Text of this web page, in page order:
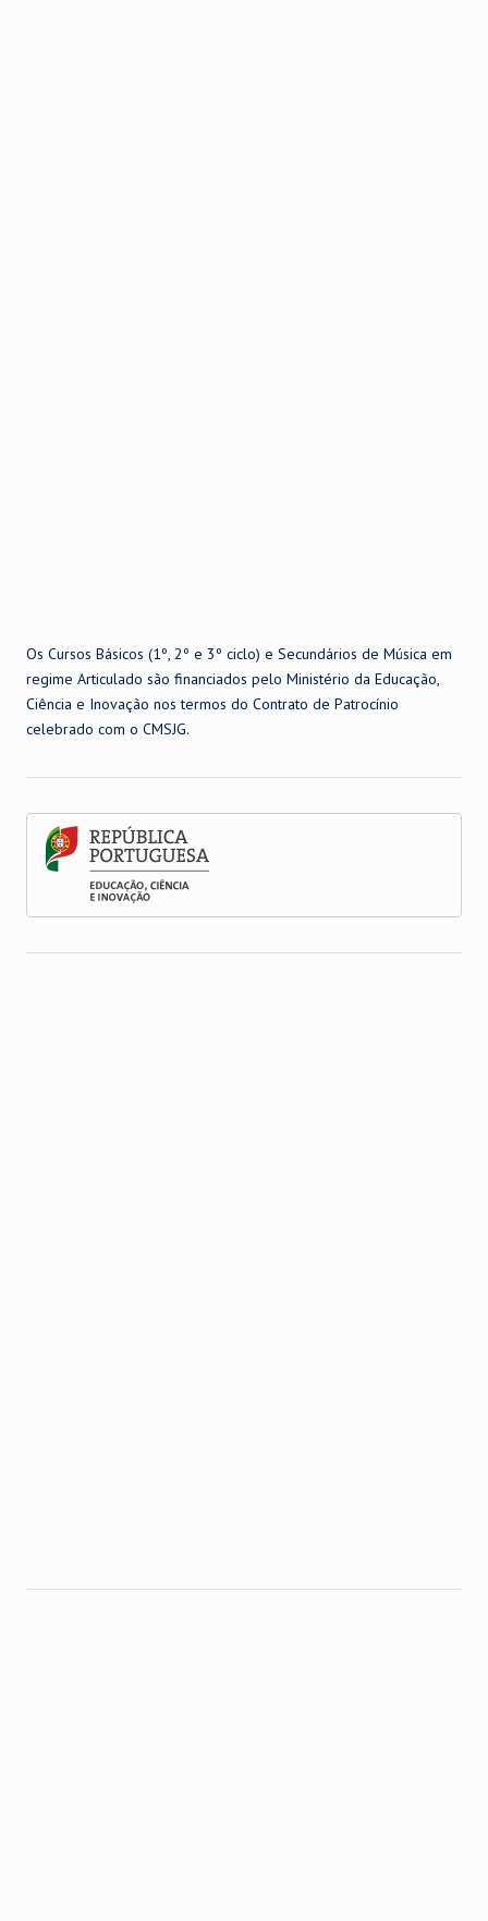
Os Cursos Básicos (1º, 2º e 3º ciclo) e Secundários de Música em
regime Articulado são financiados pelo Ministério da Educação,
Ciência e Inovação nos termos do Contrato de Patrocínio
celebrado com o CMSJG.